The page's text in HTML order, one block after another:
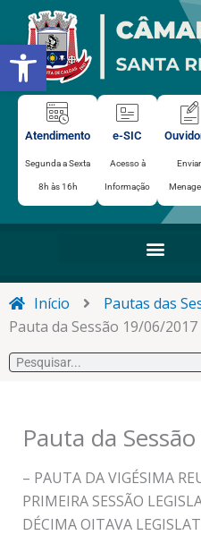
Abrir a barra de ferramentas
para
conteúdo
Atendimento
Segunda a Sexta
8h às 16h
e-SIC
Acesso à
Informação
Enviar
Início
Pautas das
Pauta da Sessão 19/06/2017
Pesquisar
Pauta da
– PAUTA DA VIGÉSIMA
PRIMEIRA SESSÃO
DÉCIMA OITAVA